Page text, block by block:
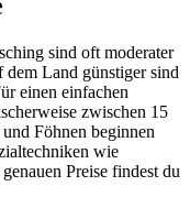
sind oft moderater
dem Land günstiger sind
einen einfachen
zwischen 15
Föhnen beginnen
wie
Preise findest du